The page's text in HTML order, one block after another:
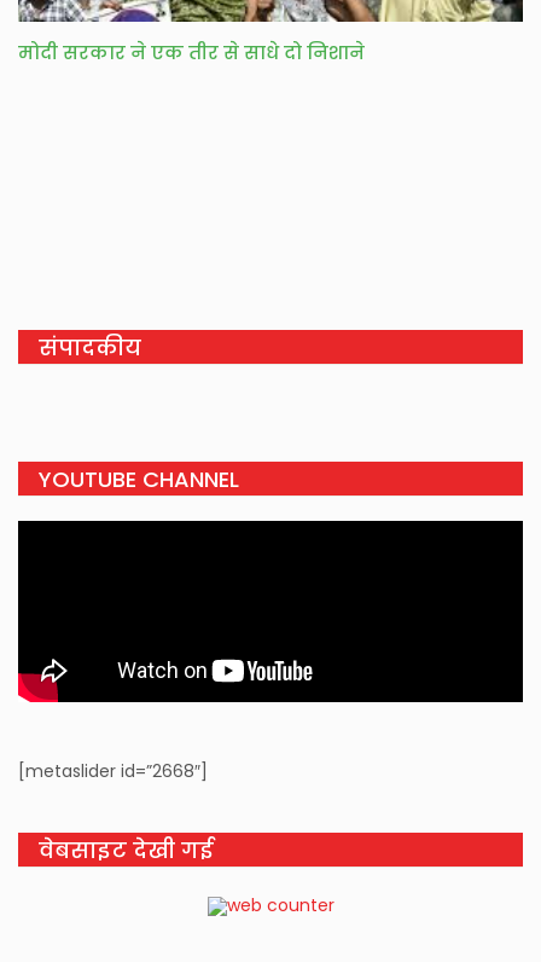
मोदी सरकार ने एक तीर से साधे दो निशाने
संपादकीय
YOUTUBE CHANNEL
[metaslider id=”2668″]
वेबसाइट देखी गई